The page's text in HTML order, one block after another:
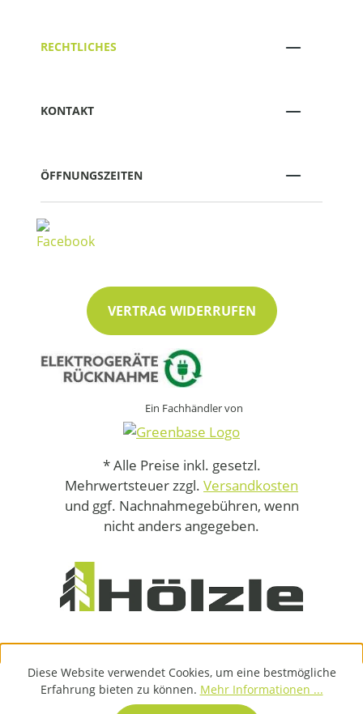
RECHTLICHES
KONTAKT
ÖFFNUNGSZEITEN
VERTRAG WIDERRUFEN
Ein Fachhändler von
* Alle Preise inkl. gesetzl.
Mehrwertsteuer zzgl. Versandkosten
und ggf. Nachnahmegebühren, wenn
nicht anders angegeben.
Diese Website verwendet Cookies, um eine bestmögliche
Erfahrung bieten zu können. Mehr Informationen ...